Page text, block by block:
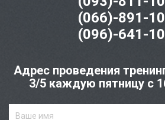
(066)-891-
(096)-641-
Адрес проведения
3/5 каждую пятницу с